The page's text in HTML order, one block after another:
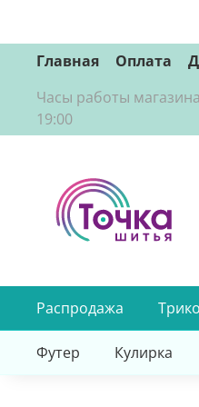
Главная Оплата
Часы работы
19:00
Распродажа
Футер Кулирка